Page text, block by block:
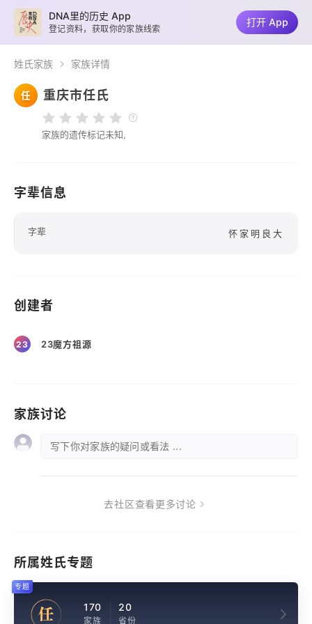
姓氏家族 家族详情
任 重庆市任氏
家族的遗传标记未知,
字辈信息
字辈 怀家明良大
创建者
23 23魔方祖源
家族讨论
写下你对家族的疑问或看法 ...
去社区查看更多讨论
所属姓氏专题
任 170
家族
20
省份
专题
DNA里的历史 App
登记资料，获取你的家族线索
打开 App